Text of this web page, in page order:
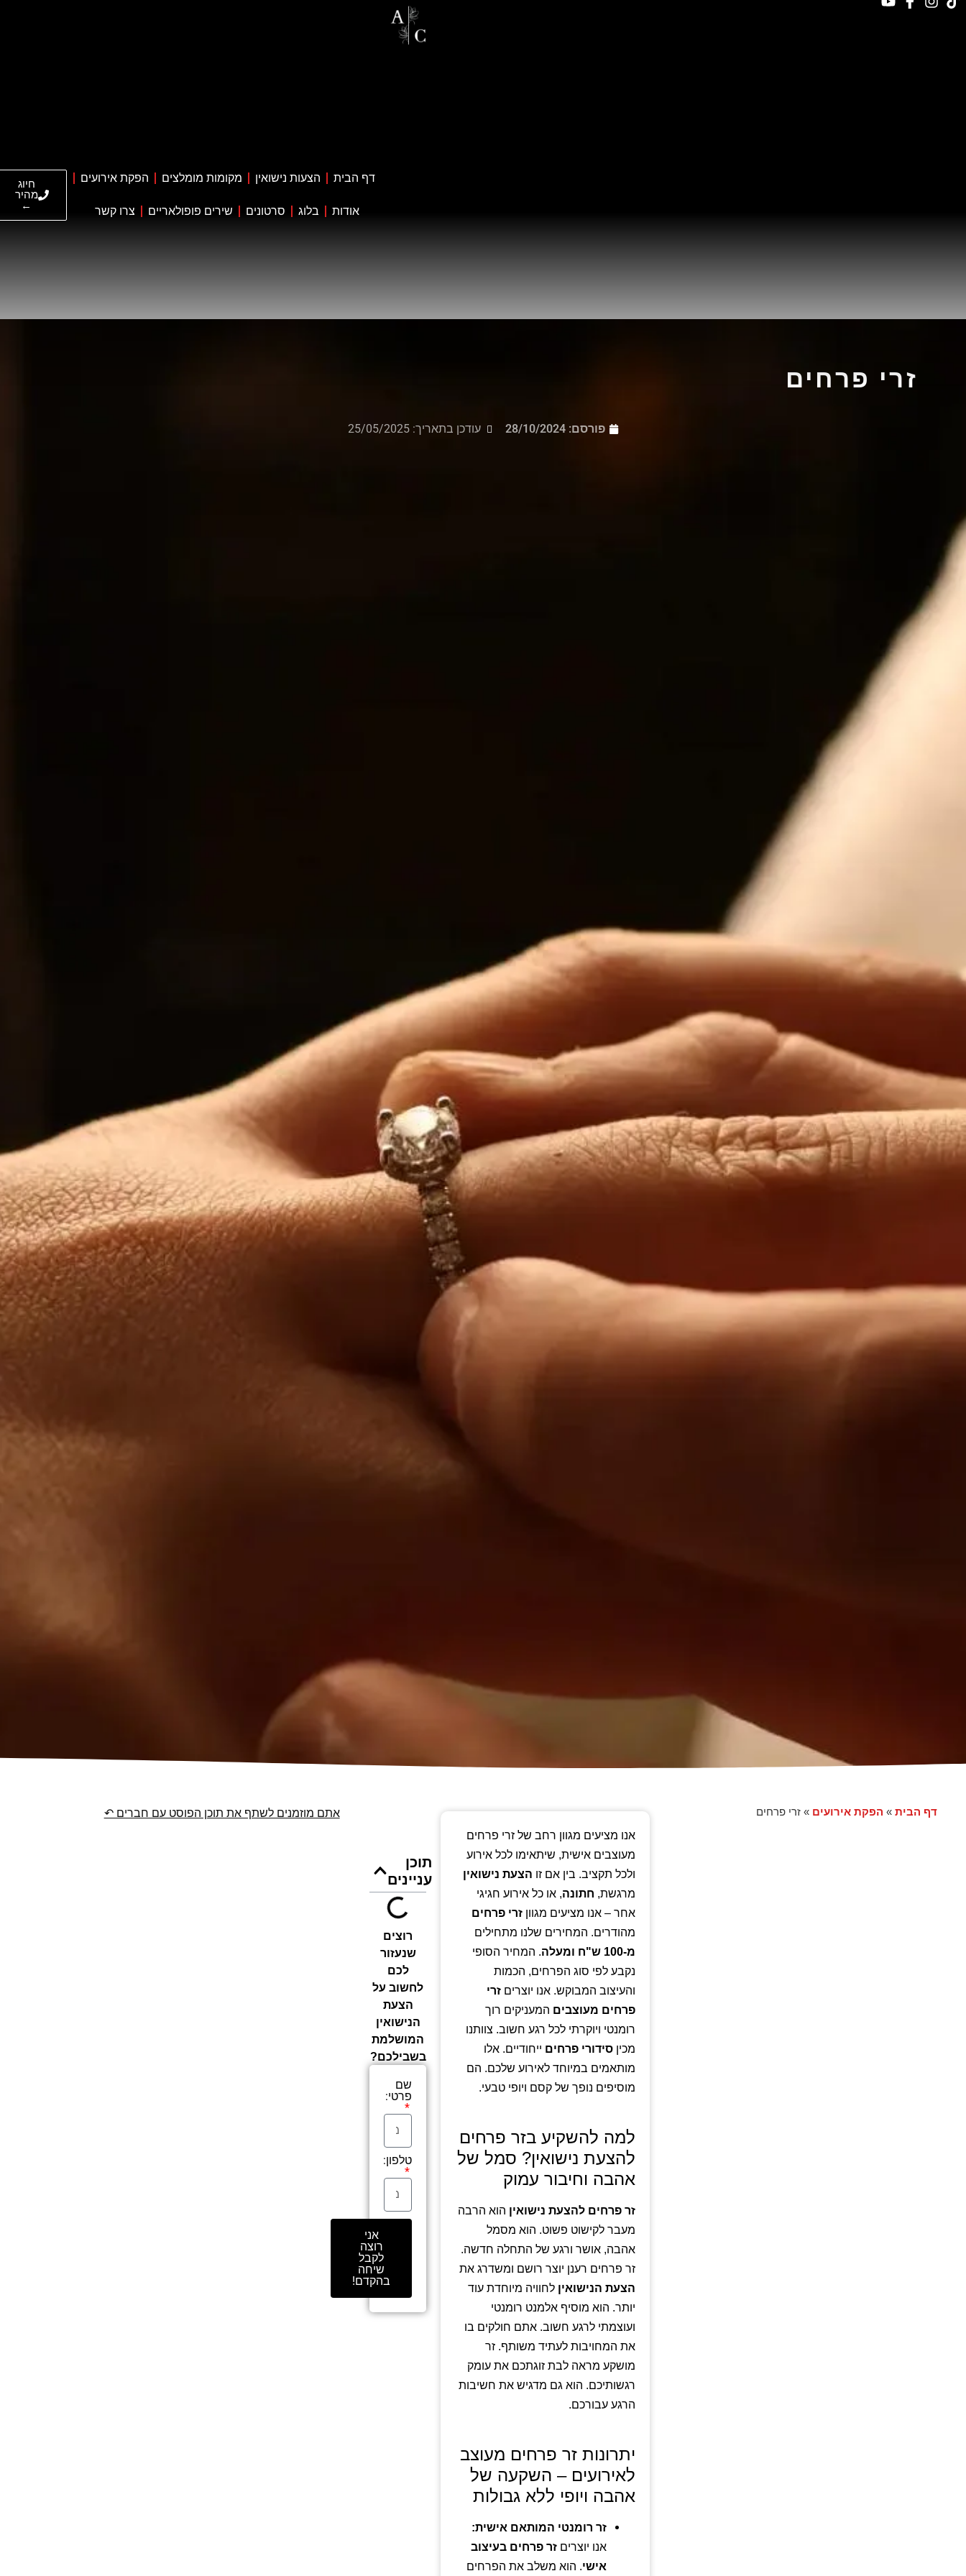
חיוג
מהיר
←
דף הבית הצעות נישואין מקומות מומלצים הפקת אירועים
אודות בלוג סרטונים שירים פופולאריים צרו קשר
זרי פרחים
פורסם: 28/10/2024 עודכן בתאריך: 25/05/2025
דף הבית » הפקת אירועים » זרי פרחים
אנו מציעים מגוון רחב של זרי פרחים
מעוצבים אישית, שיתאימו לכל אירוע
ולכל תקציב. בין אם זו הצעת נישואין
מרגשת, חתונה , או כל אירוע חגיגי
אחר – אנו מציעים מגווןזרי פרחים
מהודרים. המחירים שלנו מתחילים
מ-100 ש"ח ומעלה
. המחיר הסופי
נקבע לפי סוג הפרחים, הכמות
והעיצוב המבוקש. אנו יוצריםזרי
פרחים מעוצבים המעניקים רוך
רומנטי ויוקרתי לכל רגע חשוב. צוותנו
מכיןסידורי פרחים ייחודיים. אלו
מותאמים במיוחד לאירוע שלכם. הם
מוסיפים נופך של קסם ויופי טבעי.
למה להשקיע בזר פרחים
להצעת נישואין? סמל של
אהבה וחיבור עמוק
זר פרחים להצעת נישואין הוא הרבה
מעבר לקישוט פשוט. הוא מסמל
אהבה, אושר ורגע של התחלה חדשה.
זר פרחים רענן יוצר רושם ומשדרג את
הצעת הנישואין לחוויה מיוחדת עוד
יותר. הוא מוסיף אלמנט רומנטי
ועוצמתי לרגע חשוב. אתם חולקים בו
את המחויבות לעתיד משותף. זר
מושקע מראה לבת זוגתכם את עומק
רגשותיכם. הוא גם מדגיש את חשיבות
הרגע עבורכם.
יתרונות זר פרחים מעוצב
לאירועים – השקעה של
אהבה ויופי ללא גבולות
זר רומנטי המותאם אישית:
אנו יוצריםזר פרחים בעיצוב
אישי. הוא משלב את הפרחים
תוכן
עניינים
רוצים
שנעזור
לכם
לחשוב על
הצעת
הנישואין
המושלמת
בשבילכם?
שם
פרטי:
טלפון:
אני
רוצה
לקבל
שיחה
בהקדם!
אתם מוזמנים לשתף את תוכן הפוסט עם חברים ↶